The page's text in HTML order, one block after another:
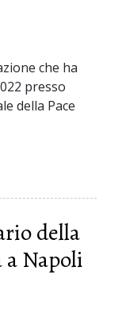
che ha
presso
della Pace
della
Napoli